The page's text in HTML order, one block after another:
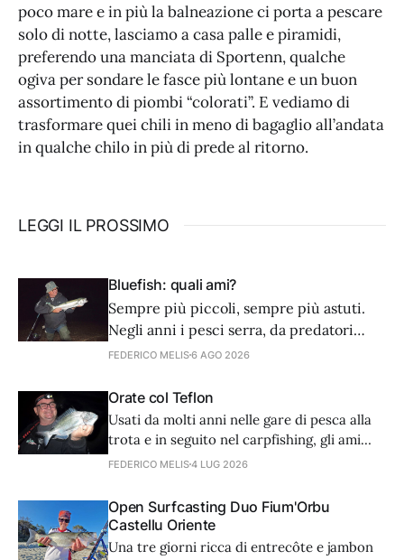
poco mare e in più la balneazione ci porta a pescare
solo di notte, lasciamo a casa palle e piramidi,
preferendo una manciata di Sportenn, qualche
ogiva per sondare le fasce più lontane e un buon
assortimento di piombi “colorati”. E vediamo di
trasformare quei chili in meno di bagaglio all’andata
in qualche chilo in più di prede al ritorno.
LEGGI IL PROSSIMO
Bluefish: quali ami?
Sempre più piccoli, sempre più astuti.
Negli anni i pesci serra, da predatori
golosi e avventati, sembra siano diventati
dobbiamo adattare tecnica e
attrezzatura. Partiamo dagli ami.
FEDERICO MELIS6 AGO 2026
Orate col Teflon
Usati da molti anni nelle gare di pesca alla
trota e in seguito nel carpfishing, gli ami
con rivestimento in teflon trovano
nella caccia delle orate, grazie ad alcune
caratteristiche che li rendono micidiali.
FEDERICO MELIS4 LUG 2026
Open Surfcasting Duo Fium'Orbu
Castellu Oriente
Una tre giorni ricca di entrecôte e jambon